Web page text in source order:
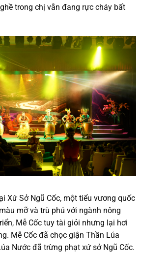
trong chị vẫn đang rực cháy bất
Xứ Sở Ngũ Cốc, một tiểu vương quốc
mỡ và trù phú với ngành nông
Mễ Cốc tuy tài giỏi nhưng lại hơi
Mễ Cốc đã chọc giận Thần Lúa
Nước đã trừng phạt xứ sở Ngũ Cốc.